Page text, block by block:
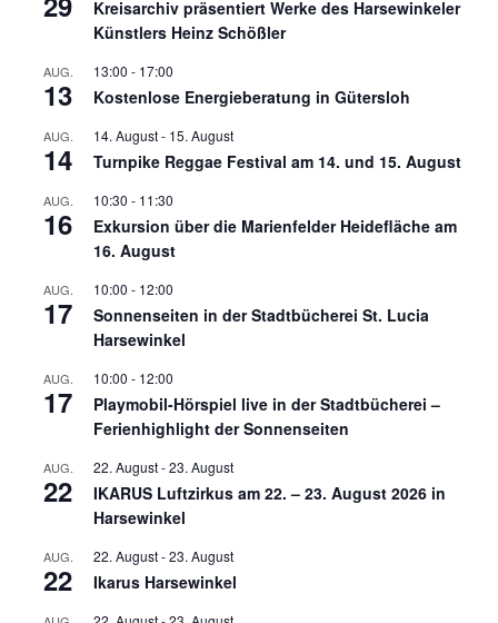
Kreisarchiv präsentiert Werke des Harsewinkeler
Künstlers Heinz Schößler
AUG.
13
13:00 - 17:00
Kostenlose Energieberatung in Gütersloh
AUG.
14
14. August- 15. August
Turnpike Reggae Festival am 14. und 15. August
AUG.
16
10:30 - 11:30
Exkursion über die Marienfelder Heidefläche am
16. August
AUG.
17
10:00 - 12:00
Sonnenseiten in der Stadtbücherei St. Lucia
Harsewinkel
AUG.
17
10:00 - 12:00
Playmobil-Hörspiel live in der Stadtbücherei –
Ferienhighlight der Sonnenseiten
AUG.
22
22. August-23. August
IKARUS Luftzirkus am 22. – 23. August 2026 in
Harsewinkel
AUG.
22
22. August-23. August
Ikarus Harsewinkel